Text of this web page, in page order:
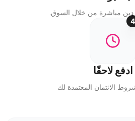
مباشرة من خلال السوق.
ادفع لاحقًا
الائتمان المعتمدة لك